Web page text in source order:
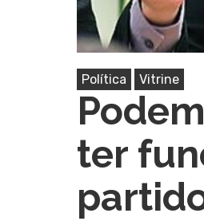
Política Vitrine
ter